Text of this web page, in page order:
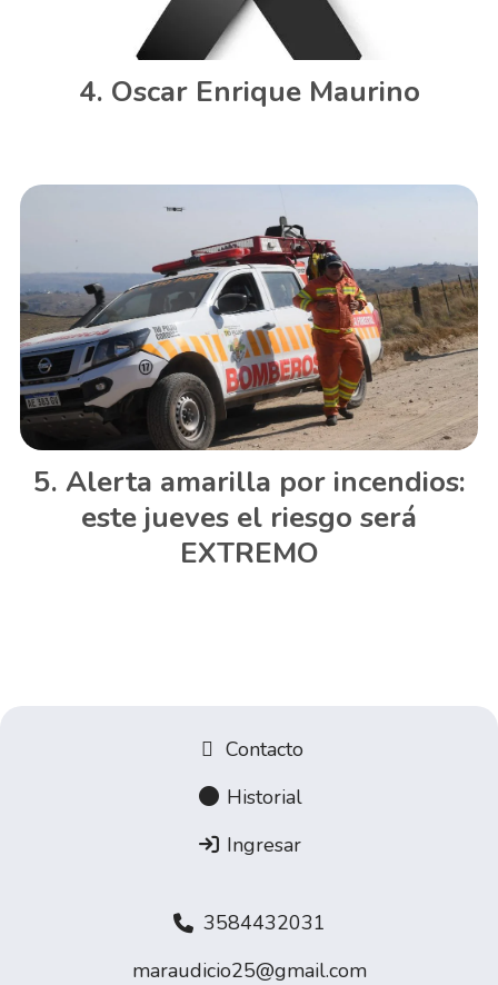
Oscar Enrique Maurino
Alerta amarilla por incendios:
este jueves el riesgo será
EXTREMO
Contacto
Historial
Ingresar
3584432031
maraudicio25@gmail.com